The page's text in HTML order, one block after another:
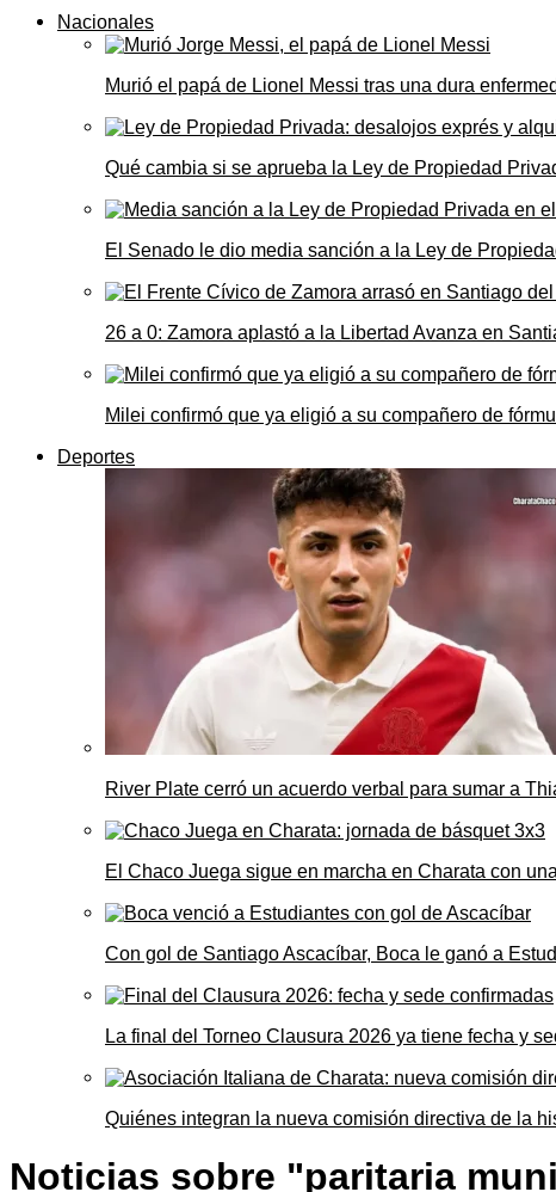
Nacionales
Murió el papá de Lionel Messi tras una dura
Qué cambia si se aprueba la Ley de Propiedad
El Senado le dio media sanción a la Ley de
26 a 0: Zamora aplastó a la Libertad Avanza en
Milei confirmó que ya eligió a su compañero de
Deportes
River Plate cerró un acuerdo verbal para sumar a
El Chaco Juega sigue en marcha en Charata con
Con gol de Santiago Ascacíbar, Boca le ganó a
La final del Torneo Clausura 2026 ya tiene fecha y
Quiénes integran la nueva comisión directiva de la
Noticias sobre "paritaria